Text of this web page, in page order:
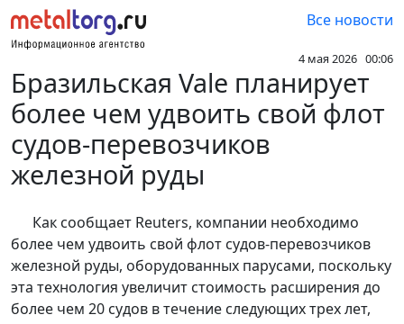
Все новости
4 мая 2026 00:06
Бразильская Vale планирует
более чем удвоить свой флот
судов-перевозчиков
железной руды
Как сообщает Reuters, компании необходимо
более чем удвоить свой флот судов-перевозчиков
железной руды, оборудованных парусами, поскольку
эта технология увеличит стоимость расширения до
более чем 20 судов в течение следующих трех лет,